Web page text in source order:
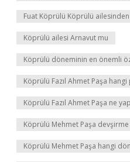
Fuat Köprülü Köprülü
Köprülü ailesi Arnavut mu
Köprülü döneminin en önemli
Köprülü Fazıl Ahmet Paşa
Köprülü Fazıl Ahmet Paşa ne
Köprülü Mehmet Paşa
Köprülü Mehmet Paşa hangi